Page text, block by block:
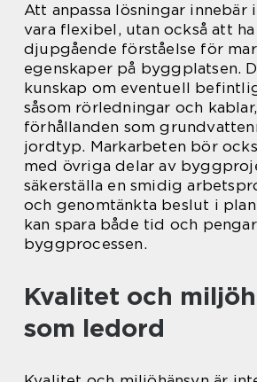
Att anpassa lösningar innebär
vara flexibel, utan också att ha
djupgående förståelse för
egenskaper på byggplatsen.
kunskap om eventuell
såsom rörledningar och
förhållanden som
jordtyp. Markarbeten bör
med övriga delar av
säkerställa en smidig
och genomtänkta beslut i
kan spara både tid och
byggprocessen.
Kvalitet och
som ledord